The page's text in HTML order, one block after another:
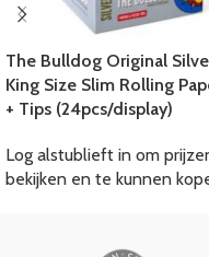
The Bulldog Original
King Size Slim Rolling
+ Tips (24pcs/display)
Log alstublieft in om
bekijken en te kunnen